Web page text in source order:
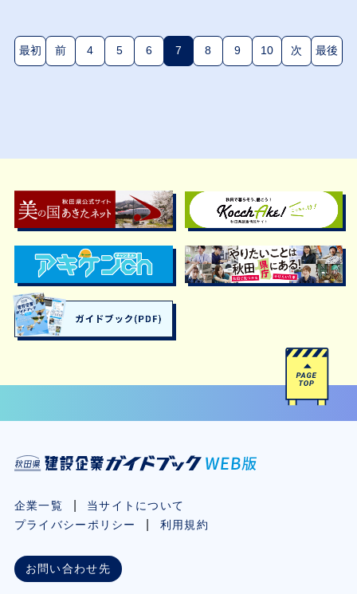
最初 前 4 5 6 7(現在のページ)
8 9 10 次 最後
企業一覧
当サイトについて
プライバシーポリシー
利用規約
お問い合わせ先